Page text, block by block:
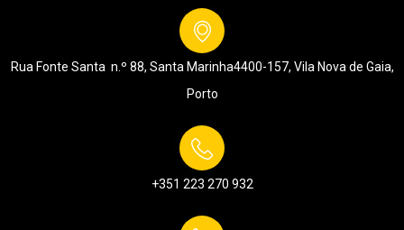
Rua Fonte Santa n.º 88, Santa Marinha4400-157, Vila Nova de Gaia,
Porto
+351 223 270 932